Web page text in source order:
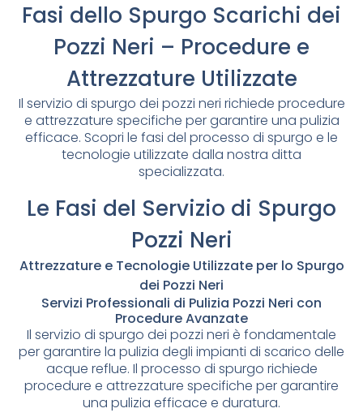
Fasi dello Spurgo Scarichi dei
Pozzi Neri – Procedure e
Attrezzature Utilizzate
Il servizio di spurgo dei pozzi neri richiede procedure
e attrezzature specifiche per garantire una pulizia
efficace. Scopri le fasi del processo di spurgo e le
tecnologie utilizzate dalla nostra ditta
specializzata.
Le Fasi del Servizio di Spurgo
Pozzi Neri
Attrezzature e Tecnologie Utilizzate per lo Spurgo
dei Pozzi Neri
Servizi Professionali di Pulizia Pozzi Neri con
Procedure Avanzate
Il servizio di spurgo dei pozzi neri è fondamentale
per garantire la pulizia degli impianti di scarico delle
acque reflue. Il processo di spurgo richiede
procedure e attrezzature specifiche per garantire
una pulizia efficace e duratura.